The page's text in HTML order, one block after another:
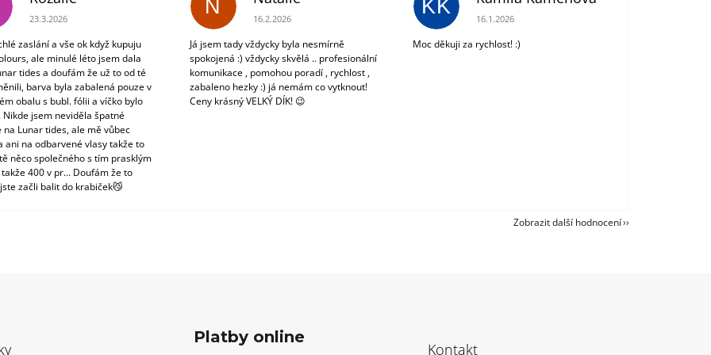
Hodnocení obchodu je 3 z 5 hvězdiček.
23.3.2026
zaslání a vše ok když kupuju
ale minulé léto jsem dala
tides a doufám že už to od té
barva byla zabalená pouze v
obalu s bubl. fólii a víčko bylo
Nikde jsem neviděla špatné
na Lunar tides, ale mě vůbec
ani na odbarvené vlasy takže to
něco společného s tím prasklým
400 v pr... Doufám že to
začli balit do krabiček😼
N Hodnocení obchodu je 5 z 5 hvězdiček.
16.2.2026
Já jsem tady vždycky byla nesmírně
spokojená :) vždycky skvělá .. profesionální
komunikace , pomohou poradí , rychlost ,
zabaleno hezky :) já nemám co vytknout!
Ceny krásný VELKÝ DÍK! 😉
KK Hodnocení obchodu je 5 z 5 hvězdiček.
16.1.2026
Moc děkuji za rychlost! :)
Zobrazit další hodnocení
Platby online
Kontakt